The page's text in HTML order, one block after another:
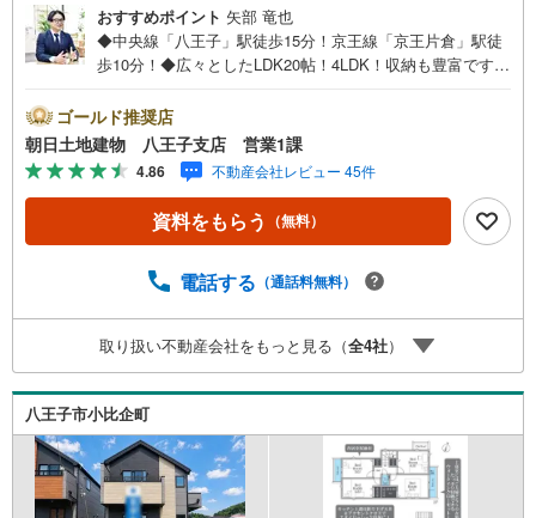
おすすめポイント 矢部 竜也
◆中央線「八王子」駅徒歩15分！京王線「京王片倉」駅徒
歩10分！◆広々としたLDK20帖！4LDK！収納も豊富です！
H水準省エネ住宅！※バザール会場には、ベビーベッドや
キッズスペースをご用意しております。 小さなお子様連
れでも、安心してご来場ください！資料請求、住宅ローン
のご相談などお気軽にお問合せください！スタッフ25名で
お客様がご覧になったことのない情報を多数ご用意してお
ります。インターネット、チラシなどに掲載できない物件
担当営業へご希望をお伝えください！■ご案内方法ご自宅へ
ど、ご相談ください。ご希望があれば周辺環境、お客様の
希望に合わせた物件などもご案内をいたします。お住まい
探しは朝日土地建物（株）八王子店 営業5課にお任せくだ
さい！
ゴールド推奨店
朝日土地建物 八王子支店 営業1課
4.86 不動産会社レビュー 45件
資料をもらう （無料）
電話する （通話料無料）
取り扱い不動産会社をもっと見る（全4社）
八王子市小比企町